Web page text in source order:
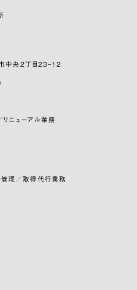
央２丁目２３−１２
ニューアル業務
管理／取得代行業務